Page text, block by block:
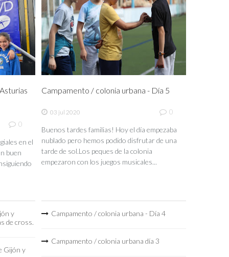
0
en el
buen
y
de cross.
Gijón y
Campamento / colonia urbana - Día 5
03 jul 2020 0
Buenos tardes familias! Hoy el día empezaba
nublado pero hemos podido disfrutar de una
tarde de sol.Los peques de la colonia
empezaron con los juegos musicales...
Campamento / colonia urbana - Día 4
Campamento / colonia urbana día 3